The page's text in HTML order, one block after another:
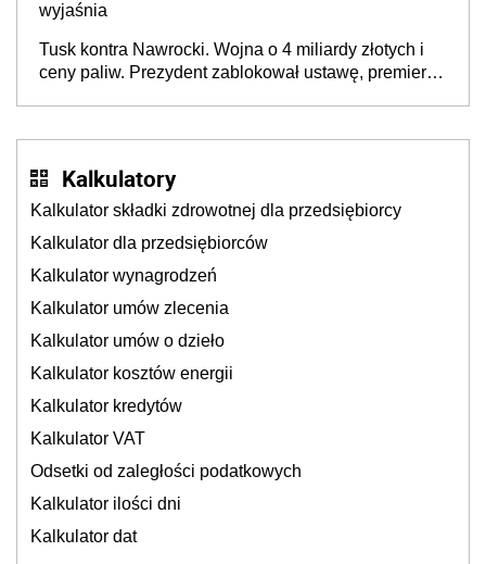
wyjaśnia
Tusk kontra Nawrocki. Wojna o 4 miliardy złotych i
ceny paliw. Prezydent zablokował ustawę, premier
Kalkulatory
Kalkulator składki zdrowotnej dla przedsiębiorcy
Kalkulator dla przedsiębiorców
Kalkulator wynagrodzeń
Kalkulator umów zlecenia
Kalkulator umów o dzieło
Kalkulator kosztów energii
Kalkulator kredytów
Kalkulator VAT
Odsetki od zaległości podatkowych
Kalkulator ilości dni
Kalkulator dat